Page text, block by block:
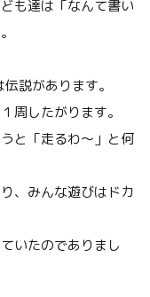
も達は「なんて書い
説があります。
周したがります。
と「走るわ〜」と何
、みんな遊びはドカ
いたのでありまし